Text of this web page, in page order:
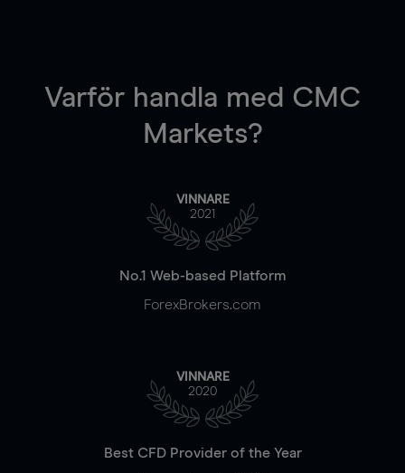
Varför handla med CMC
Markets?
VINNARE
2021
No.1 Web-based Platform
ForexBrokers.com
VINNARE
2020
Best CFD Provider of the Year